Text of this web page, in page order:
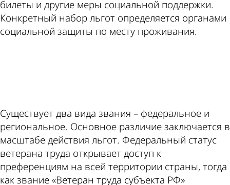
билеты и другие меры социальной поддержки.
Конкретный набор льгот определяется органами
социальной защиты по месту проживания.
Существует два вида звания – федеральное и
региональное. Основное различие заключается в
масштабе действия льгот. Федеральный статус
ветерана труда открывает доступ к
преференциям на всей территории страны, тогда
как звание «Ветеран труда субъекта РФ»